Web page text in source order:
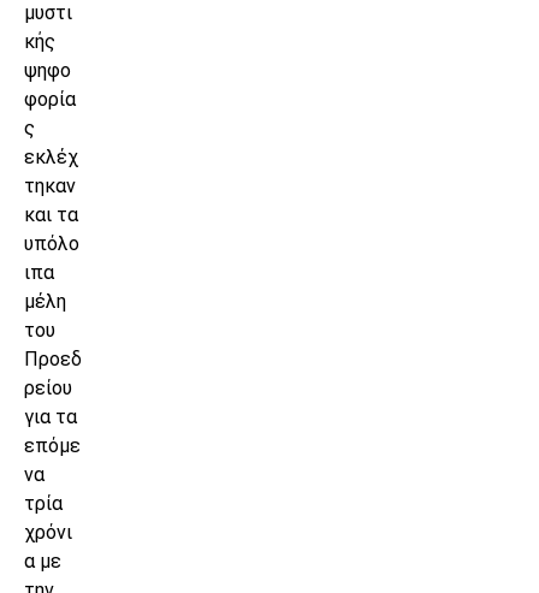
μυστι
κής
ψηφο
φορία
ς
εκλέχ
τηκαν
και τα
υπόλο
ιπα
μέλη
του
Προεδ
ρείου
για τα
επόμε
να
τρία
χρόνι
α με